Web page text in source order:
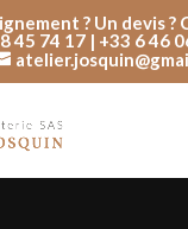
? Un devis ?
45 74 17 | +33 6 46